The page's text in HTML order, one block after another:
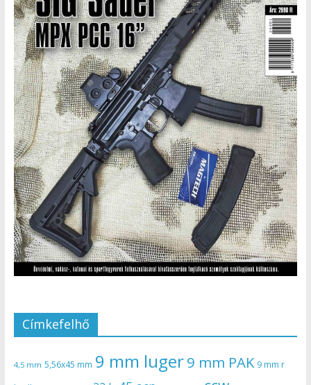
Címkefelhő
4,5 mm 5,56x45 mm 9 mm luger9 mm PAK 9 mm r